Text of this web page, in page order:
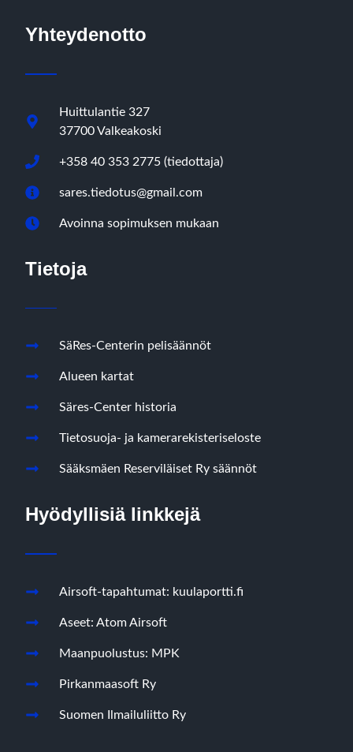
Yhteydenotto
Huittulantie 327
37700 Valkeakoski
+358 40 353 2775 (tiedottaja)
sares.tiedotus@gmail.com
Avoinna sopimuksen mukaan
Tietoja
SäRes-Centerin pelisäännöt
Alueen kartat
Säres-Center historia
Tietosuoja- ja kamerarekisteriseloste
Sääksmäen Reserviläiset Ry säännöt
Hyödyllisiä linkkejä
Airsoft-tapahtumat: kuulaportti.fi
Aseet: Atom Airsoft
Maanpuolustus: MPK
Pirkanmaasoft Ry
Suomen Ilmailuliitto Ry